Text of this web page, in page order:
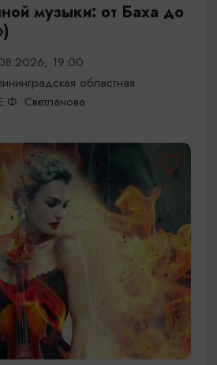
музыки: от Баха до
19:00
областная
Светланова